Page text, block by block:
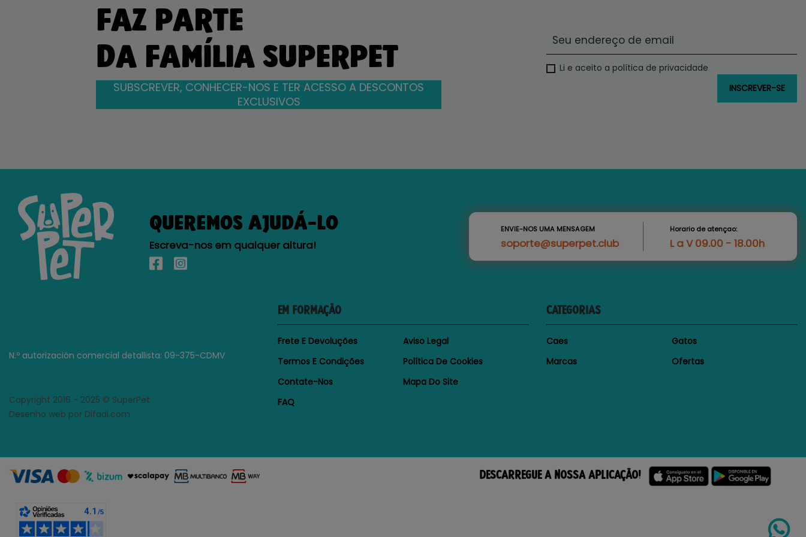
FAZ PARTE
DA FAMÍLIA SUPERPET
SUBSCREVER, CONHECER-NOS E TER ACESSO A DESCONTOS
EXCLUSIVOS
Li e aceito a política de privacidade
QUEREMOS AJUDÁ-LO
Escreva-nos em qualquer altura!
ENVIE-NOS UMA MENSAGEM
soporte@superpet.club
Horario de atençao:
L a V 09.00 - 18.00h
N.º autorización comercial detallista: 09-375-CDMV
Copyright 2016 - 2025 © SuperPet
Desenho web por Difadi.com
EM FORMAÇÃO
Frete E Devoluções
Aviso Legal
Termos E Condições
Política De Cookies
Contate-Nos
Mapa Do Site
FAQ
CATEGORIAS
Caes
Gatos
Marcas
Ofertas
DESCARREGUE A NOSSA APLICAÇÃO!